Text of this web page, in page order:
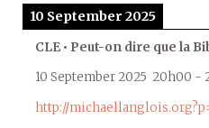
10 September 2025
CLE • Peut-on dire que la
10 September 2025 20h00 -
http://